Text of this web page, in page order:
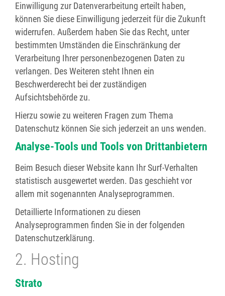
Einwilligung zur Datenverarbeitung erteilt haben,
können Sie diese Einwilligung jederzeit für die Zukunft
widerrufen. Außerdem haben Sie das Recht, unter
bestimmten Umständen die Einschränkung der
Verarbeitung Ihrer personenbezogenen Daten zu
verlangen. Des Weiteren steht Ihnen ein
Beschwerderecht bei der zuständigen
Aufsichtsbehörde zu.
Hierzu sowie zu weiteren Fragen zum Thema
Datenschutz können Sie sich jederzeit an uns wenden.
Analyse-Tools und Tools von Dritt­anbietern
Beim Besuch dieser Website kann Ihr Surf-Verhalten
statistisch ausgewertet werden. Das geschieht vor
allem mit sogenannten Analyseprogrammen.
Detaillierte Informationen zu diesen
Analyseprogrammen finden Sie in der folgenden
Datenschutzerklärung.
2. Hosting
Strato